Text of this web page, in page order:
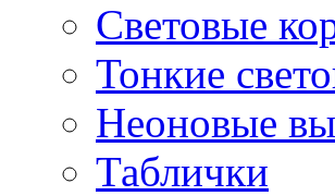
Световые
Тонкие
Неоновые
Таблички